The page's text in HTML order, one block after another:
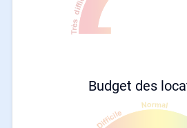
Budget des